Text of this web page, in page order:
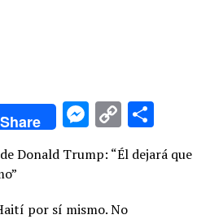
Share
Copy
Link
Donald Trump: “Él dejará que
por sí mismo. No